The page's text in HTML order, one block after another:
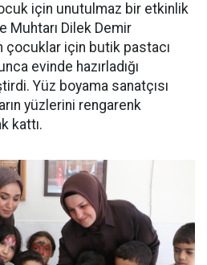
için unutulmaz bir etkinlik
Muhtarı Dilek Demir
çocuklar için butik pastacı
evinde hazırladığı
Yüz boyama sanatçısı
yüzlerini rengarenk
kattı.